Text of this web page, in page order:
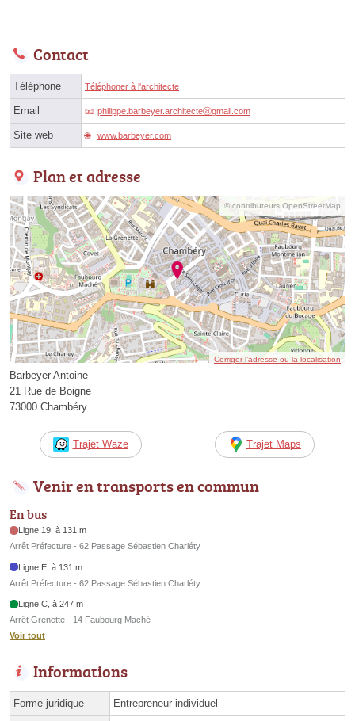
Contact
Téléphone Téléphoner à l'architecte
Email philippe.barbeyer.architecteⓐgmail.com
Site web www.barbeyer.com
Plan et adresse
© contributeurs OpenStreetMap
Corriger l’adresse ou la localisation
Barbeyer Antoine
21 Rue de Boigne
73000 Chambéry
Trajet Waze Trajet Maps
Venir en transports en commun
En bus
Ligne 19, à 131 m
Arrêt Préfecture - 62 Passage Sébastien Charléty
Ligne E, à 131 m
Arrêt Préfecture - 62 Passage Sébastien Charléty
Ligne C, à 247 m
Arrêt Grenette - 14 Faubourg Maché
Voir tout
Informations
Forme juridique Entrepreneur individuel